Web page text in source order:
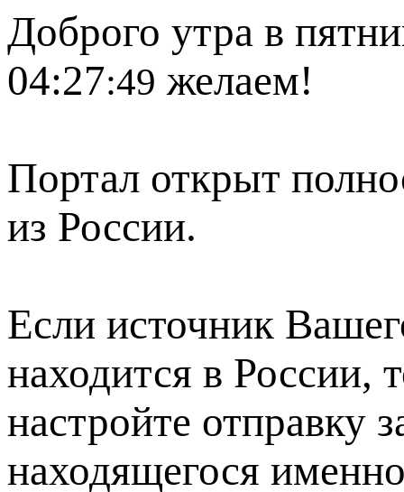
Доброго утра в
04:27:49 желаем!
Портал открыт
из России.
Если источник
находится в России,
настройте отправку
находящегося